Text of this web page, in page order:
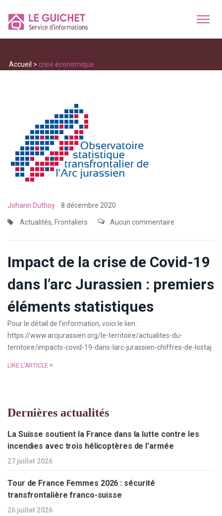
Accueil > crise économique
Johann Duthoy 8 décembre 2020
Actualités, Frontaliers Aucun commentaire
Impact de la crise de Covid-19
dans l’arc Jurassien : premiers
éléments statistiques
Pour le détail de l’information, voici le lien :
https://www.arcjurassien.org/le-territoire/actualites-du-
territoire/impacts-covid-19-dans-larc-jurassien-chiffres-de-lostaj
LIRE L'ARTICLE
Dernières actualités
La Suisse soutient la France dans la lutte contre les
incendies avec trois hélicoptères de l’armée
27 juillet 2026
Tour de France Femmes 2026 : sécurité
transfrontalière franco-suisse
26 juillet 2026